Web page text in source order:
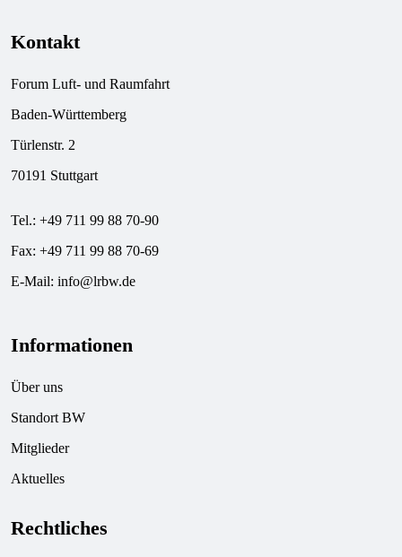
Kontakt
Forum Luft- und Raumfahrt
Baden-Württemberg
Türlenstr. 2
70191 Stuttgart
Tel.: +49 711 99 88 70-90
Fax: +49 711 99 88 70-69
E-Mail: info@lrbw.de
Informationen
Über uns
Standort BW
Mitglieder
Aktuelles
Rechtliches